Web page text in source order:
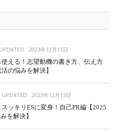
UPDATED: 2023年12月15日
使える！志望動機の書き方、伝え方
の悩みを解決】
UPDATED: 2023年12月15日
ッキリESに変身！自己PR編【2025
を解決】